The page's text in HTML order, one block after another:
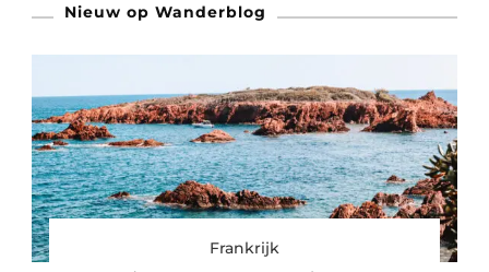
Nieuw op Wanderblog
Frankrijk